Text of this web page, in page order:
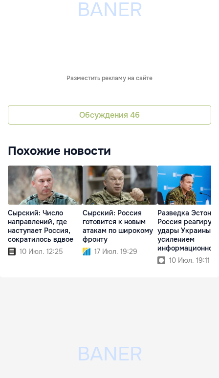
Разместить рекламу на сайте
Обсуждения 46
Похожие новости
Сырский: Число
направлений, где
наступает Россия,
сократилось вдвое
10 Июл. 12:25
Сырский: Россия
готовится к новым
атакам по широкому
фронту
17 Июл. 19:29
Разведка
Россия
удары Украины
усилением
информационной
войны10 Июл. 19:11